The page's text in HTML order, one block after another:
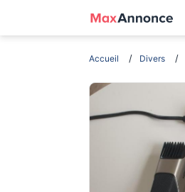
Accueil Divers